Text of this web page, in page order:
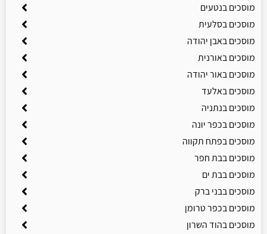
מוסכים בנטעים
מוסכים בסלעית
מוסכים באבן יהודה
מוסכים באורנית
מוסכים באור יהודה
מוסכים באלעד
מוסכים בנתניה
מוסכים בכפר יונה
מוסכים בפתח תקווה
מוסכים בבת חפר
מוסכים בבת ים
מוסכים בבני ברק
מוסכים בכפר טרומן
מוסכים בהוד השרון